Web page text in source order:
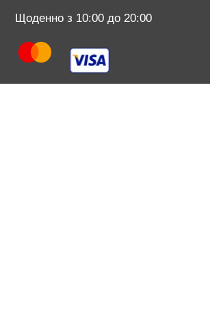
Щоденно з 10:00 до 20:00